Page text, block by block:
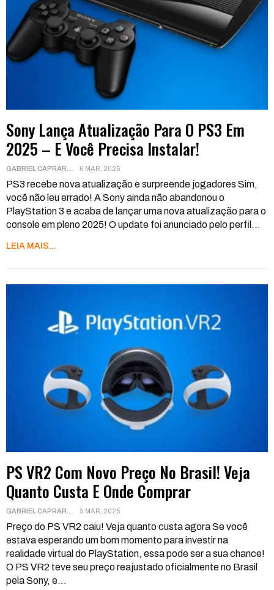
Sony Lança Atualização Para O PS3 Em
2025 – E Você Precisa Instalar!
GABRIEL CAPRARA 6 MAR, 2025
PS3 recebe nova atualização e surpreende jogadores Sim,
você não leu errado! A Sony ainda não abandonou o
PlayStation 3 e acaba de lançar uma nova atualização para o
console em pleno 2025! O update foi anunciado pelo perfil …
LEIA MAIS...
PS VR2 Com Novo Preço No Brasil! Veja
Quanto Custa E Onde Comprar
5 MAR, 2025
Preço do PS VR2 caiu! Veja quanto custa agoraSe você
estava esperando um bom momento para investir na
realidade virtual do PlayStation, essa pode ser a sua chance!
O PS VR2 teve seu preço reajustado oficialmente no Brasil
pela Sony, e…